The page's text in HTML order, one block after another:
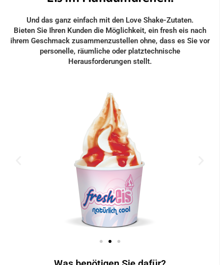
Und das ganz einfach mit den Love Shake-Zutaten.
Bieten Sie Ihren Kunden die Möglichkeit, ein fresh eis nach
ihrem Geschmack zusammenzustellen ohne, dass es Sie vor
personelle, räumliche oder platztechnische
Herausforderungen stellt.